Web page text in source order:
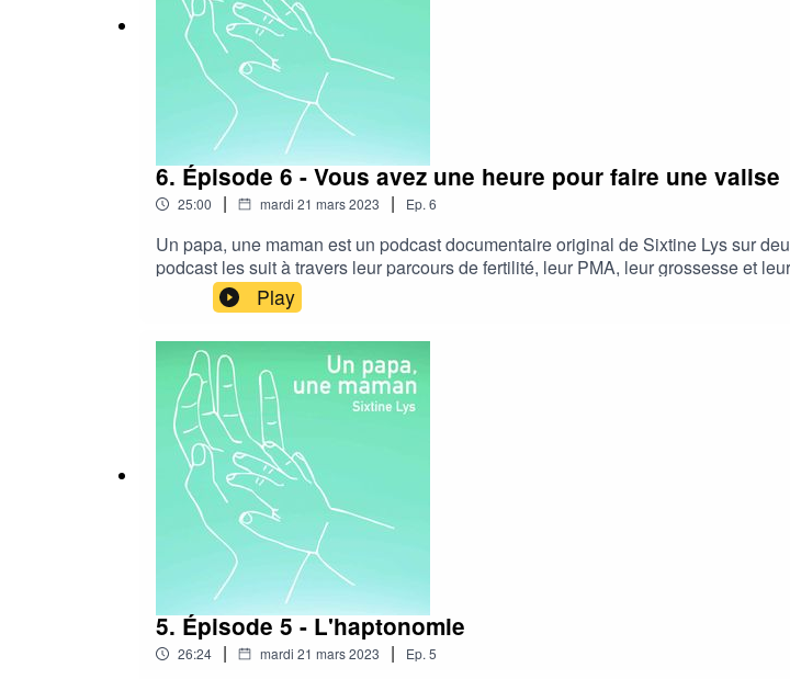
6. Épisode 6 - Vous avez une heure pour faire une valise
25:00 | mardi 21 mars 2023 | Ep. 6
Un papa, une maman est un podcast documentaire original de Sixtine Lys sur
podcast les suit à travers leur parcours de fertilité, leur PMA, leur grossesse et
la grossesse de près.La musique est composée par Ludwig Brosch, et
abonner sur votre plateforme de podcast favorite- mettre une note et un avis sur
prochesSpotifyApple PodcastDeezerGoogle PodcastsPodcast
publiés le 29 mars 2023 !
Play
5. Épisode 5 - L'haptonomie
26:24 | mardi 21 mars 2023 | Ep. 5